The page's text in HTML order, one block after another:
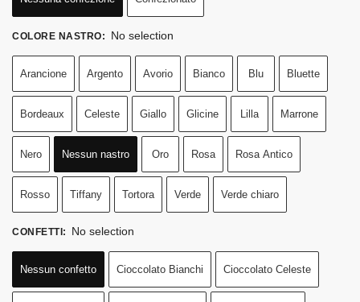
COLORE NASTRO: No selection
Arancione Argento Avorio Bianco Blu Bluette
Bordeaux Celeste Giallo Glicine Lilla Marrone
Nero Nessun nastro Oro Rosa Rosa Antico
Rosso Tiffany Tortora Verde Verde chiaro
CONFETTI: No selection
Nessun confetto Cioccolato Bianchi Cioccolato Celeste